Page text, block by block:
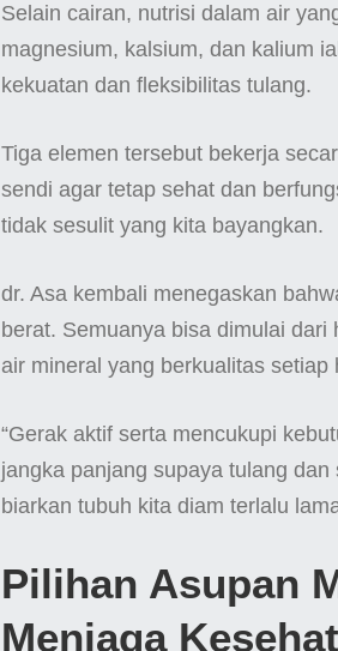
Selain cairan, nutrisi dalam air
magnesium, kalsium, dan kalium
kekuatan dan fleksibilitas tulang.
Tiga elemen tersebut bekerja
sendi agar tetap sehat dan
tidak sesulit yang kita bayangkan.
dr. Asa kembali menegaskan
berat. Semuanya bisa dimulai
air mineral yang berkualitas setiap
“Gerak aktif serta mencukupi
jangka panjang supaya tulang
biarkan tubuh kita diam terlalu
Pilihan Asupan
Menjaga